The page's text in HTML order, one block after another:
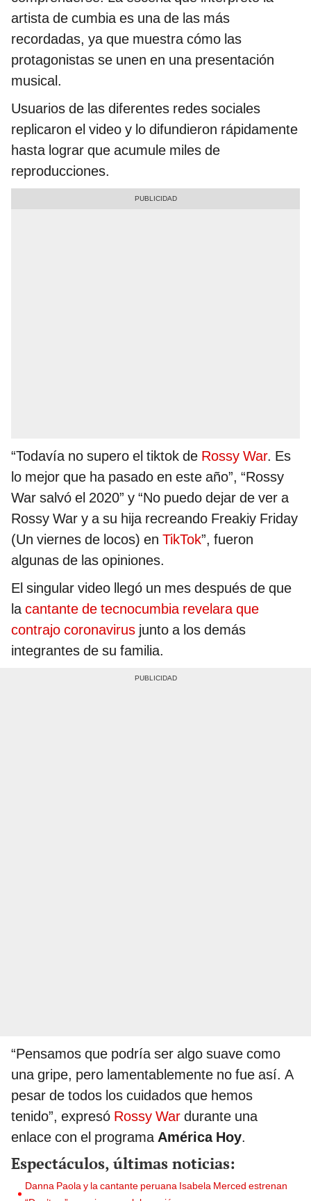
artista de cumbia es una de las más
recordadas, ya que muestra cómo las
protagonistas se unen en una presentación
musical.
Usuarios de las diferentes redes sociales
replicaron el video y lo difundieron rápidamente
hasta lograr que acumule miles de
reproducciones.
“Todavía no supero el tiktok de Rossy War. Es
lo mejor que ha pasado en este año”, “Rossy
War salvó el 2020” y “No puedo dejar de ver a
Rossy War y a su hija recreando Freakiy Friday
(Un viernes de locos) en TikTok”, fueron
algunas de las opiniones.
El singular video llegó un mes después de que
lacantante de tecnocumbia revelara que
contrajo coronavirus junto a los demás
integrantes de su familia.
“Pensamos que podría ser algo suave como
una gripe, pero lamentablemente no fue así. A
pesar de todos los cuidados que hemos
tenido”, expresó Rossy War durante una
enlace con el programaAmérica Hoy.
Espectáculos, últimas noticias:
Danna Paola y la cantante peruana Isabela Merced estrenan